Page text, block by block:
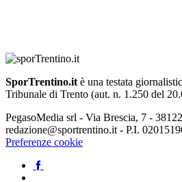
SporTrentino.it è una testata
Tribunale di Trento (aut. n. 1.250 del
PegasoMedia srl - Via Brescia, 7 -
redazione@sportrentino.it - P.I.
Preferenze cookie